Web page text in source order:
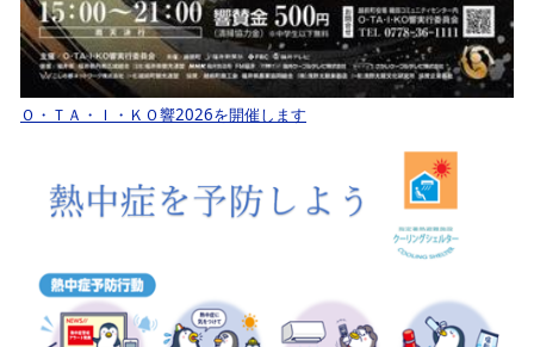
Ｏ・ＴＡ・Ｉ・ＫＯ響2026を開催します